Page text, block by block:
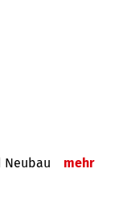
Neubau mehr